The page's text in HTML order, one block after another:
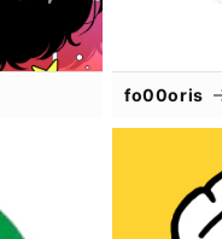
fo00oris